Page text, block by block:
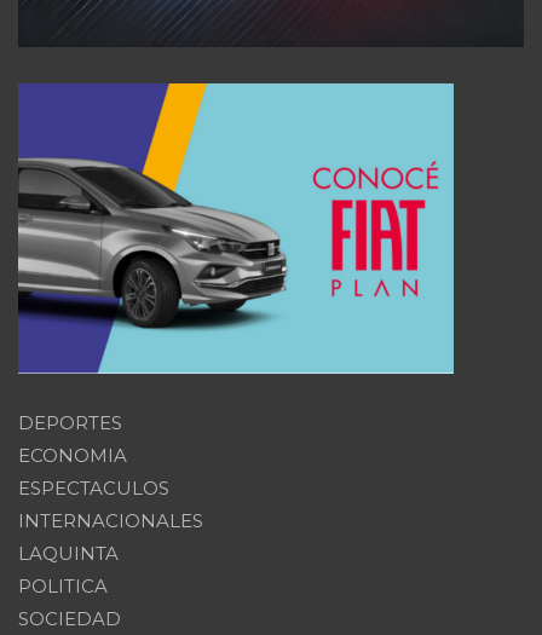
DEPORTES
ECONOMIA
ESPECTACULOS
INTERNACIONALES
LAQUINTA
POLITICA
SOCIEDAD